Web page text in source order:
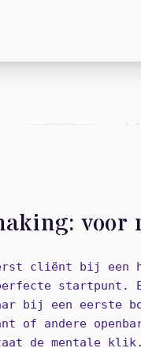
+
cliënt bij een
startpunt.
bij een eerste
of andere
de mentale